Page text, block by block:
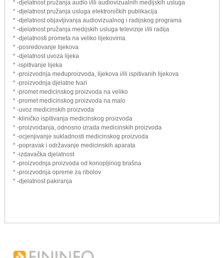
* -djelatnost pružanja audio i/ili audiovizualnih medijskih usluga
* -djelatnost pružanja usluga elektroničkih publikacija
* -djelatnost objavljivanja audiovizualnog i radijskog programa
* -djelatnost pružanja medijskih usluga televizije i/ili radija
* -djelatnosti prometa na veliko lijekovima
* -posredovanje lijekova
* -djelatnost uvoza lijeka
* -ispitivanje lijeka
* -proizvodnja međuproizvoda, lijekova i/ili ispitivanih lijekova
* -proizvodnja djelatne tvari
* -promet medicinskog proizvoda na veliko
* -promet medicinskog proizvoda na malo
* -uvoz medicinskih proizvoda
* -kliničko ispitivanja medicinskog proizvoda
* -proizvodanja, odnosno izrada medicinskih proizvoda
* -ocjenjivanje sukladnosti medicinskog proizvoda
* -popravak i održavanje medicinskih aparata
* -izdavačka djelatnost
* -proizvodnja proizvoda od konopljinog brašna
* -proizvodnja opreme za ribolov
* -djelatnost pakiranja